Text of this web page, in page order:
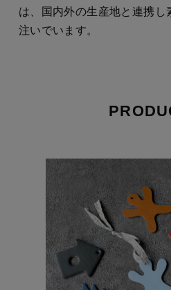
は、国内外の生産地と連携し
注いでいます。